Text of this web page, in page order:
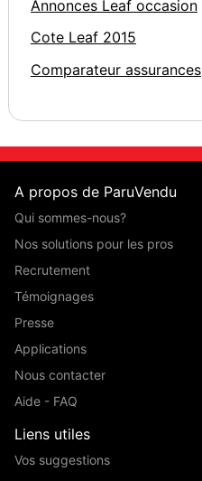
Annonces Leaf occasion
Cote Leaf 2015
Comparateur assurances
A propos de ParuVendu
Qui sommes-nous?
Nos solutions pour les pros
Recrutement
Témoignages
Presse
Applications
Nous contacter
Aide - FAQ
Liens utiles
Vos suggestions